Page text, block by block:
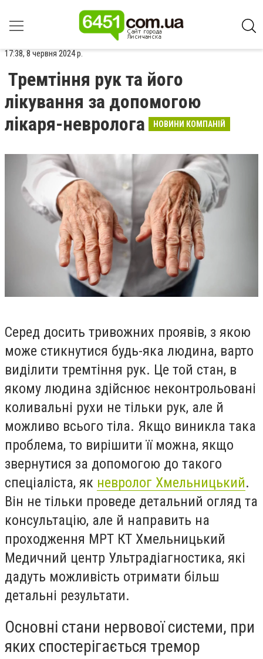
17:38, 8 червня 2024 р.
Тремтіння рук та його
лікування за допомогою
лікаря-невролога
НОВИНИ КОМПАНІЙ
Серед досить тривожних проявів, з якою
може стикнутися будь-яка людина, варто
виділити тремтіння рук. Це той стан, в
якому людина здійснює неконтрольовані
коливальні рухи не тільки рук, але й
можливо всього тіла. Якщо виникла така
проблема, то вирішити її можна, якщо
звернутися за допомогою до такого
спеціаліста, як невролог Хмельницький.
Він не тільки проведе детальний огляд та
консультацію, але й направить на
проходження МРТ КТ Хмельницький
Медичний центр Ультрадіагностика, які
дадуть можливість отримати більш
детальні результати.
Основні стани нервової системи, при
яких спостерігається тремор